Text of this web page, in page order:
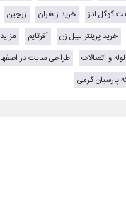
گوگل ادز
خرید زعفران
زرچین
خرید پرینتر لیبل زن آفرتایم
و اتصالات
طراحی سایت در
پارسیان گرمی